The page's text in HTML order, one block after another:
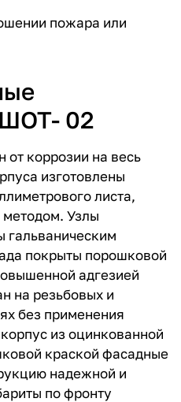
пожара или
02
коррозии на весь
изготовлены
листа,
Узлы
гальваническим
покрыты порошковой
адгезией
на резьбовых и
без применения
из оцинкованной
краской фасадные
надежной и
по фронту